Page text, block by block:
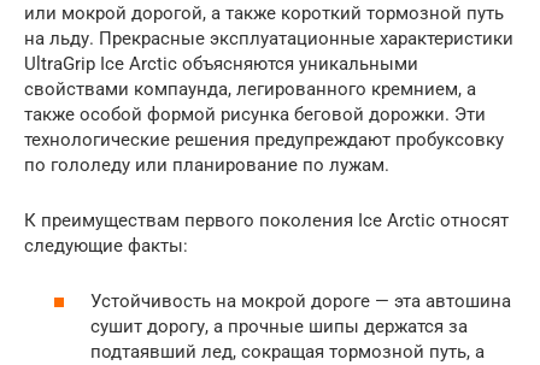
или мокрой дорогой, а также короткий тормозной путь
на льду. Прекрасные эксплуатационные характеристики
UltraGrip Ice Arctic объясняются уникальными
свойствами компаунда, легированного кремнием, а
также особой формой рисунка беговой дорожки. Эти
технологические решения предупреждают пробуксовку
по гололеду или планирование по лужам.
К преимуществам первого поколения Ice Arctic относят
следующие факты:
Устойчивость на мокрой дороге — эта автошина
сушит дорогу, а прочные шипы держатся за
подтаявший лед, сокращая тормозной путь, а